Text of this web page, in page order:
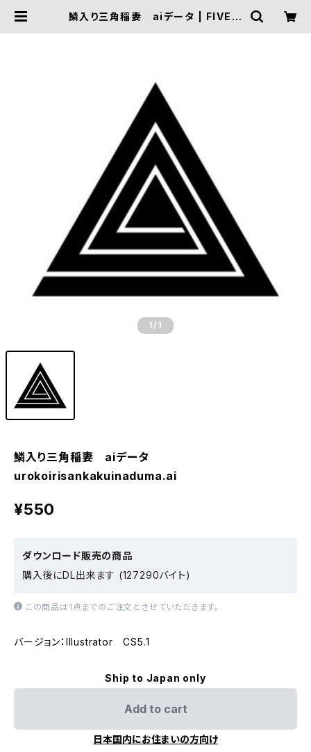
鱗入り三角稲妻 aiデータ | FIVE T
1 /1
鱗入り三角稲妻 aiデータ
urokoirisankakuinaduma.ai
¥550
ダウンロード販売の商品
購入後にDL出来ます (127290バイト)
この商品は1点までのご注文とさせていただきます。
バージョン：Illustrator CS5.1
Ship to Japan only
Add to cart
日本国内にお住まいの方向け